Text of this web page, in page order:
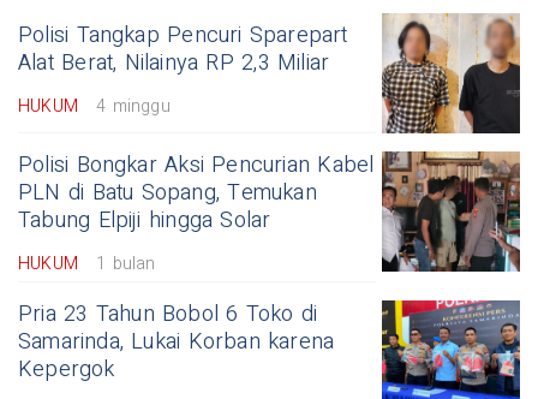
Polisi Tangkap Pencuri Sparepart
Alat Berat, Nilainya RP 2,3 Miliar
HUKUM 4 minggu
Polisi Bongkar Aksi Pencurian Kabel
PLN di Batu Sopang, Temukan
Tabung Elpiji hingga Solar
HUKUM 1 bulan
Pria 23 Tahun Bobol 6 Toko di
Samarinda, Lukai Korban karena
Kepergok